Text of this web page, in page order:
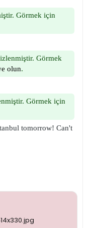
Görmek için
Görmek
olun.
Görmek için
tomorrow! Can't